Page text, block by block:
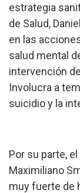
estrategia
de Salud,
en las
salud mental
intervención
Involucra a
suicidio y la
Por su parte,
Maximiliano
muy fuerte de